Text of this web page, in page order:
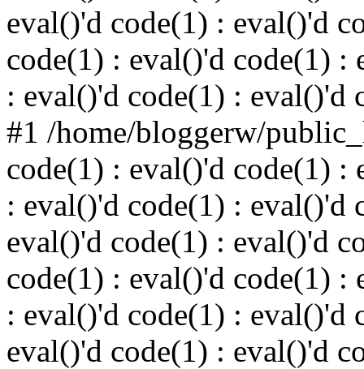
eval()'d code(1) : eval()'d
code(1) : eval()'d code(1) :
: eval()'d code(1) : eval()'d
#1 /home/bloggerw/
code(1) : eval()'d code(1) :
: eval()'d code(1) : eval()'d
eval()'d code(1) : eval()'d
code(1) : eval()'d code(1) :
: eval()'d code(1) : eval()'d
eval()'d code(1) : eval()'d